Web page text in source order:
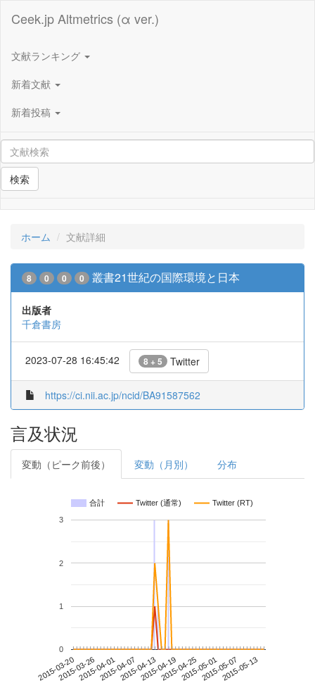
Ceek.jp Altmetrics (α ver.)
文献ランキング
新着文献
新着投稿
検索
ホーム 文献詳細
8 0 0 0 叢書21世紀の国際環境と日本
出版者
千倉書房
2023-07-28 16:45:42 8 + 5 Twitter
https://ci.nii.ac.jp/ncid/BA91587562
言及状況
変動（ピーク前後） 変動（月別） 分布
合計 Twitter (通常) Twitter (RT)
2015-03-202015-03-262015-04-012015-04-072015-04-132015-04-192015-04-252015-05-012015-05-072015-05-13
0
1
2
3